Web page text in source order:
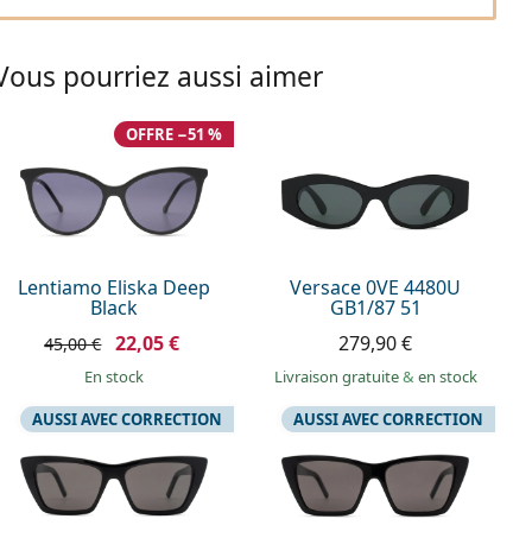
pourriez aussi aimer
Lentiamo Eliska Deep
Black
OFFRE −51 %
45,00 € 22,05 €
en stock
Versace 0VE 4480U
GB1/87 51
279,90 €
Livraison gratuite& en stock
AUSSI AVEC CORRECTION AUSSI AVEC CORRECTION